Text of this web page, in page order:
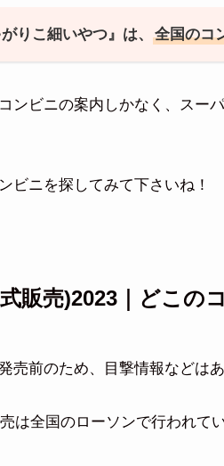
りこ細いやつ』は、全国のコ
ンビニの案内しかなく、スー
ビニを探してみて下さいね！
販売)2023｜どこの
売前のため、目撃情報などは
は全国のローソンで行われて